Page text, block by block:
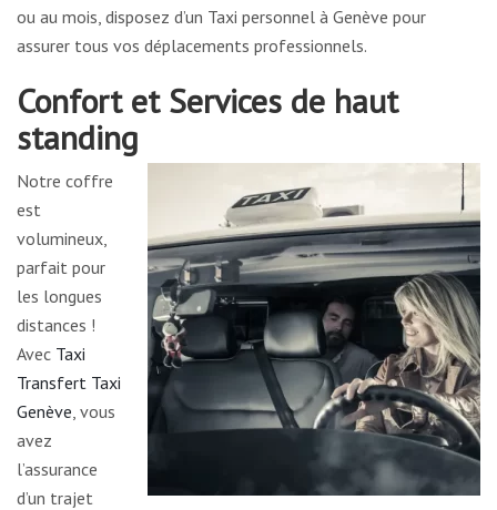
ou au mois, disposez d’un Taxi personnel à Genève pour
assurer tous vos déplacements professionnels.
Confort et Services de haut
standing
Notre coffre
est
volumineux,
parfait pour
les longues
distances !
Avec Taxi
Transfert Taxi
Genève, vous
avez
l’assurance
d’un trajet